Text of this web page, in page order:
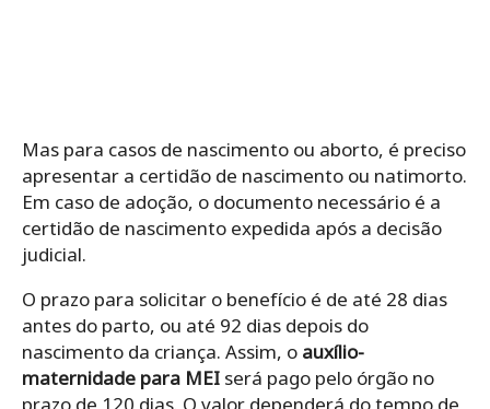
Mas para casos de nascimento ou aborto, é preciso
apresentar a certidão de nascimento ou natimorto.
Em caso de adoção, o documento necessário é a
certidão de nascimento expedida após a decisão
judicial.
O prazo para solicitar o benefício é de até 28 dias
antes do parto, ou até 92 dias depois do
nascimento da criança. Assim, o auxílio-
maternidade para MEI será pago pelo órgão no